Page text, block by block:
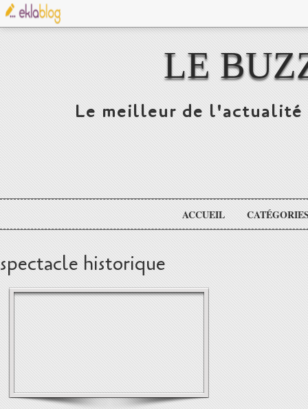
LE
Le meilleur de
ACCUEIL
spectacle historique